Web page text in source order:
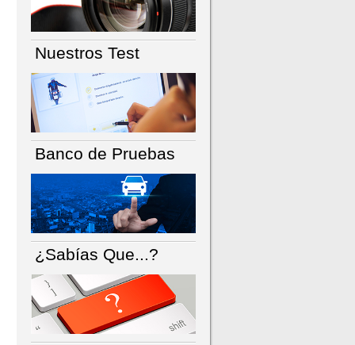
Nuestros Test
Banco de Pruebas
¿Sabías Que...?